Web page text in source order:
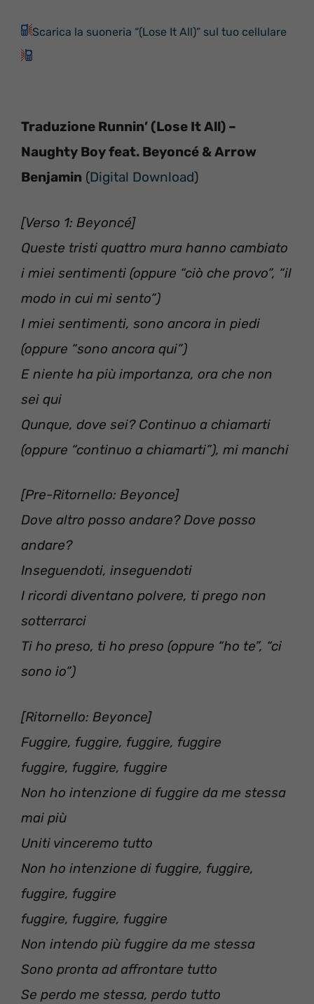
Scarica la suoneria “(Lose It All)” sul tuo cellulare
Traduzione Runnin’ (Lose It All) –
Naughty Boy feat. Beyoncé & Arrow
Benjamin (Digital Download)
[Verso 1: Beyoncé]
Queste tristi quattro mura hanno cambiato
i miei sentimenti (oppure “ciò che provo”, “il
modo in cui mi sento”)
I miei sentimenti, sono ancora in piedi
(oppure “sono ancora qui”)
E niente ha più importanza, ora che non
sei qui
Qunque, dove sei? Continuo a chiamarti
(oppure “continuo a chiamarti”), mi manchi
[Pre-Ritornello: Beyonce]
Dove altro posso andare? Dove posso
andare?
Inseguendoti, inseguendoti
I ricordi diventano polvere, ti prego non
sotterrarci
Ti ho preso, ti ho preso (oppure “ho te”, “ci
sono io”)
[Ritornello: Beyonce]
Fuggire, fuggire, fuggire, fuggire
fuggire, fuggire, fuggire
Non ho intenzione di fuggire da me stessa
mai più
Uniti vinceremo tutto
Non ho intenzione di fuggire, fuggire,
fuggire, fuggire
fuggire, fuggire, fuggire
Non intendo più fuggire da me stessa
Sono pronta ad affrontare tutto
Se perdo me stessa, perdo tutto